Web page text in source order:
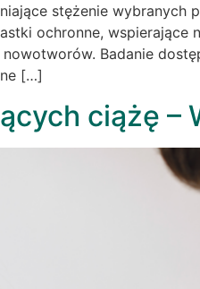
stężenie wybranych
ochronne,
Badanie
[…]
ciążę –